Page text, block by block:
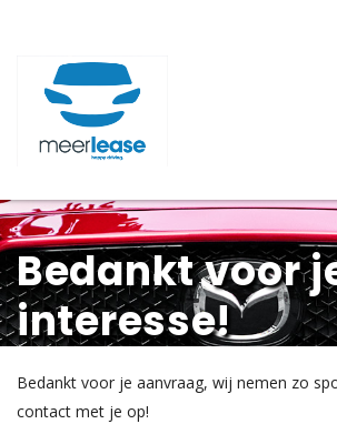
Bedankt voor
interesse!
Bedankt voor je aanvraag, wij nemen zo
contact met je op!